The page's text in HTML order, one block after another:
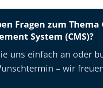
Fragen zum
System (CMS)?
uns einfach an oder
– wir